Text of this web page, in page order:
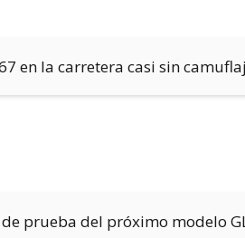
en la carretera casi sin
prueba del próximo modelo